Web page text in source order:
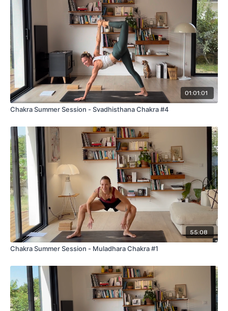
01:01:01
Chakra Summer Session - Svadhisthana Chakra #4
55:08
Chakra Summer Session - Muladhara Chakra #1